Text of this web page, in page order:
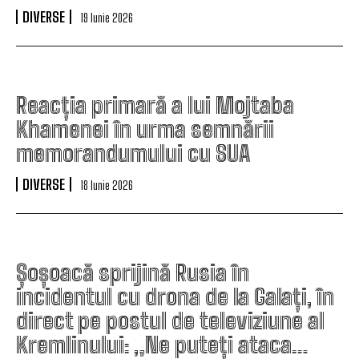
DIVERSE 19 Iunie 2026
Reacția primară a lui Mojtaba
Khamenei în urma semnării
memorandumului cu SUA
DIVERSE 18 Iunie 2026
Șoșoacă sprijină Rusia în
incidentul cu drona de la Galați, în
direct pe postul de televiziune al
Kremlinului: „Ne puteți ataca…